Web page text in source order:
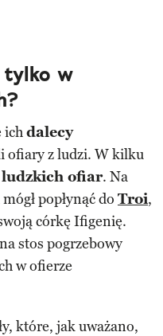
tylko w
ichdalecy
ofiary z ludzi. W kilku
ludzkich ofiar. Na
popłynąć do Troi,
córkę Ifigenię.
stos pogrzebowy
w ofierze
które, jak uważano,